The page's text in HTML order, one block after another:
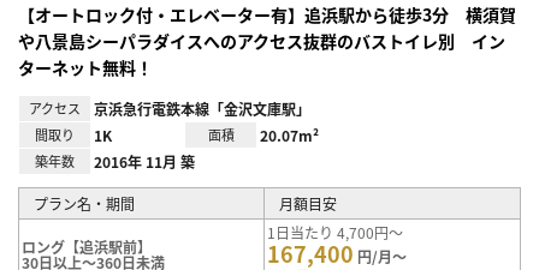
【オートロック付・エレベーター有】追浜駅から徒歩3分 横須賀
や八景島シーパラダイスへのアクセス抜群のバストイレ別 イン
ターネット無料！
アクセス 京浜急行電鉄本線「金沢文庫駅」
間取り 1K 面積 20.07m²
築年数 2016年 11月 築
プラン名・期間 月額目安
ロング【追浜駅前】
30日以上～360日未満
1日当たり 4,700円～
167,400 円/月～